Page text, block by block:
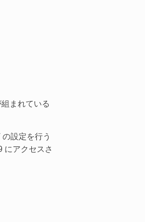
まれている
設定を行う
にアクセスさ